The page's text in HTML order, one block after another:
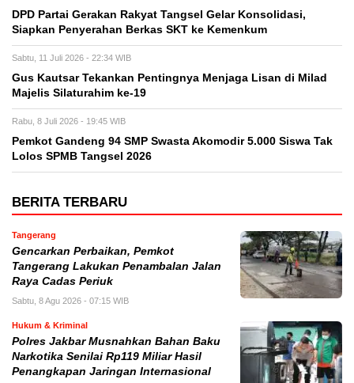
DPD Partai Gerakan Rakyat Tangsel Gelar Konsolidasi,
Siapkan Penyerahan Berkas SKT ke Kemenkum
Sabtu, 11 Juli 2026 - 22:34 WIB
Gus Kautsar Tekankan Pentingnya Menjaga Lisan di Milad
Majelis Silaturahim ke-19
Rabu, 8 Juli 2026 - 19:45 WIB
Pemkot Gandeng 94 SMP Swasta Akomodir 5.000 Siswa Tak
Lolos SPMB Tangsel 2026
BERITA TERBARU
Tangerang
Gencarkan Perbaikan, Pemkot
Tangerang Lakukan Penambalan Jalan
Raya Cadas Periuk
Sabtu, 8 Agu 2026 - 07:15 WIB
Hukum & Kriminal
Polres Jakbar Musnahkan Bahan Baku
Narkotika Senilai Rp119 Miliar Hasil
Penangkapan Jaringan Internasional